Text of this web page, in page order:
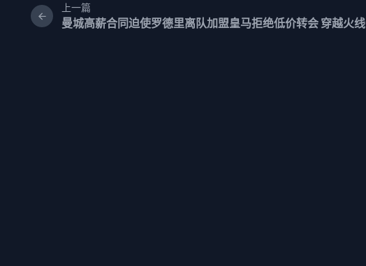
上一篇
曼城高薪合同迫使罗德里离队加盟皇马拒绝低价转会 穿越火